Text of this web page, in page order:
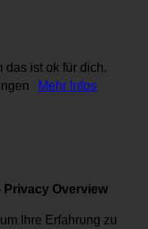
das ist ok für dich.
Mehr Infos
Overview
Ihre Erfahrung zu